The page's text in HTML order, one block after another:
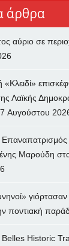
άρθρα
αύριο σε
«Κλειδί»
Λαϊκής
7 Αυγούστου
Μαρούδη
ποντιακή
Historic